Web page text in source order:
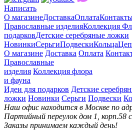
Написать
О магазинеДоставкаОплата
Православные изделияКоллекция
подарковДетские серебряные ложки
НовинкиСерьгиПодвескиКольца
О магазине Доставка Оплата
Православные
изделия Коллекция флора
и фауна
Идеи для подарков Детские
ложки Новинки Серьги Подвески
Наш офис находится в Москве по
Партийный переулок дом 1, корп.58
Заказы принимаем каждый день!